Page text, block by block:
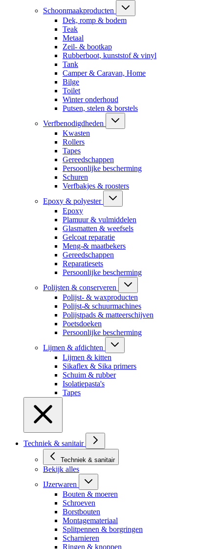
Schoonmaakproducten
Dek, romp & bodem
Teak
Metaal
Zeil- & bootkap
Rubberboot, kunststof & vinyl
Tank
Camper & Caravan, Home
Bilge
Toilet
Winter onderhoud
Putsen, stelen & borstels
Verfbenodigdheden
Kwasten
Rollers
Tapes
Gereedschappen
Persoonlijke bescherming
Schuren
Verfbakjes & roosters
Epoxy & polyester
Epoxy
Plamuur & vulmiddelen
Glasmatten & weefsels
Gelcoat reparatie
Meng-& maatbekers
Gereedschappen
Reparatiesets
Persoonlijke bescherming
Polijsten & conserveren
Polijst- & waxproducten
Polijst-& schuurmachines
Polijstpads & matteerschijven
Poetsdoeken
Persoonlijke bescherming
Lijmen & afdichten
Lijmen & kitten
Sikaflex & Sika primers
Schuim & rubber
Isolatiepasta's
Tapes
Techniek & sanitair
Techniek & sanitair
Bekijk alles
IJzerwaren
Bouten & moeren
Schroeven
Borstbouten
Montagemateriaal
Splitpennen & borgringen
Scharnieren
Ringen & knoppen